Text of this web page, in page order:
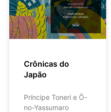
Crônicas do
Japão
Príncipe Toneri e Ō-
no-Yassumaro